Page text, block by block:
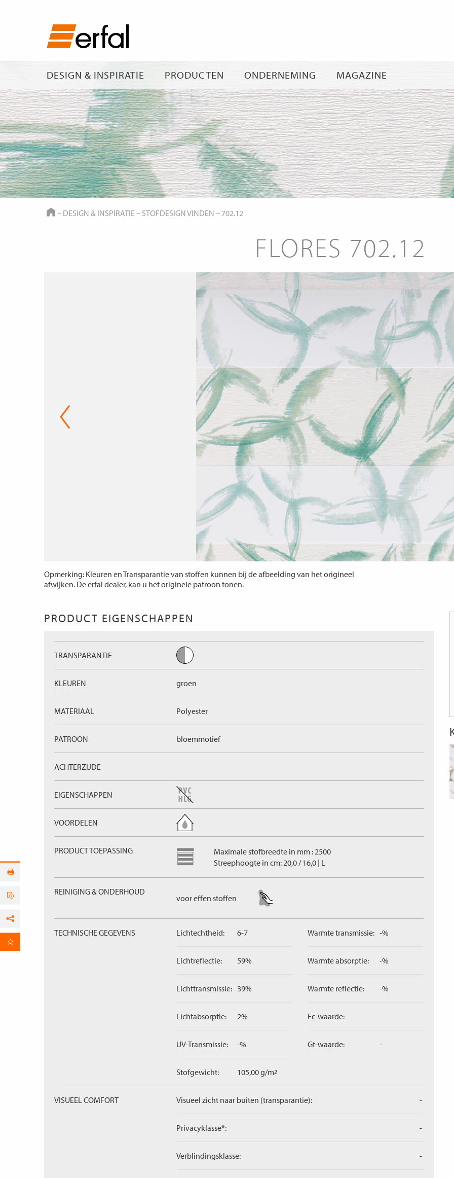
DESIGN & INSPIRATIE PRODUCTEN ONDERNEMING MAGAZINE
HOME
– DESIGN & INSPIRATIE– STOFDESIGN VINDEN – 702.12
FLORES 702.12
Opmerking: Kleuren en Transparantie van stoffen kunnen bij de afbeelding van het origineel
afwijken. De erfal dealer, kan u het originele patroon tonen.
PRODUCT EIGENSCHAPPEN
TRANSPARANTIE
KLEUREN groen
MATERIAAL Polyester
PATROON bloemmotief
ACHTERZIJDE
EIGENSCHAPPEN
VOORDELEN
PRODUCT TOEPASSING
Maximale stofbreedte in mm : 2500
Streephoogte in cm: 20,0 / 16,0 | L
REINIGING & ONDERHOUD
voor effen stoffen
TECHNISCHE GEGEVENS Lichtechtheid: 6-7
Lichtreflectie: 59%
Lichttransmissie: 39%
Lichtabsorptie: 2%
UV-Transmissie: -%
Stofgewicht: 105,00 g/m2
Warmte transmissie: -%
Warmte absorptie: -%
Warmte reflectie: -%
Fc-waarde: -
Gt-waarde: -
VISUEEL COMFORT Visueel zicht naar buiten (transparantie): -
Privacyklasse*: -
Verblindingsklasse: -